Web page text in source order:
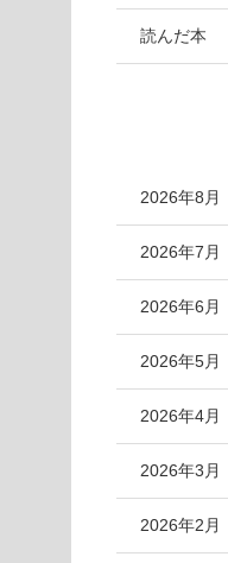
読んだ本
2026年8月
2026年7月
2026年6月
2026年5月
2026年4月
2026年3月
2026年2月